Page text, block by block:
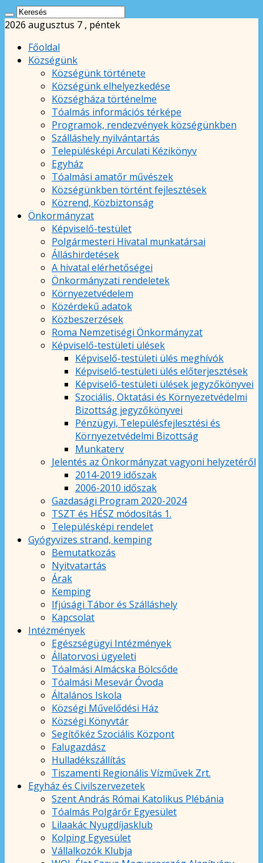
2026 augusztus 7 , péntek
Főoldal
Községünk
Községünk története
Községünk elhelyezkedése
Községháza történelme
Tóalmás információs térképe
Programok, rendezvények községünkben
Szálláshely nyilvántartás
Településképi Arculati Kézikönyv
Egyház
Tóalmási amatőr művészek
Községünkben történt fejlesztések
Közrend, Közbiztonság
Önkormányzat
Képviselő-testület
Polgármesteri Hivatal munkatársai
Álláshirdetések
A hivatal elérhetőségei
Önkormányzati rendeletek
Környezetvédelem
Közérdekű adatok
Közbeszerzések
Roma Nemzetiségi Önkormányzat
Képviselő-testületi ülések
Képviselő-testületi ülés meghívók
Képviselő-testületi ülés előterjesztések
Képviselő-testületi ülések jegyzőkönyvei
Szociális, Oktatási és Környezetvédelmi
Bizottság jegyzőkönyvei
Pénzügyi, Településfejlesztési és
Környezetvédelmi Bizottság
Munkaterv
Jelentés az Önkormányzat vagyoni helyzetéről
2014-2019 időszak
2006-2010 időszak
Gazdasági Program 2020-2024
TSZT és HÉSZ módosítás 1.
Településképi rendelet
Gyógyvizes strand, kemping
Bemutatkozás
Nyitvatartás
Árak
Kemping
Ifjúsági Tábor és Szálláshely
Kapcsolat
Intézmények
Egészségügyi Intézmények
Állatorvosi ügyeleti
Tóalmási Almácska Bölcsőde
Tóalmási Mesevár Óvoda
Általános Iskola
Községi Művelődési Ház
Községi Könyvtár
Segítőkéz Szociális Központ
Falugazdász
Hulladékszállítás
Tiszamenti Regionális Vízművek Zrt.
Egyház és Civilszervezetek
Szent András Római Katolikus Plébánia
Tóalmás Polgárőr Egyesület
Lilaakác Nyugdíjasklub
Kolping Egyesület
Vállalkozók Klubja